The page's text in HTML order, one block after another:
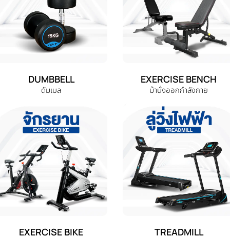
DUMBBELL
ดัมเบล
EXERCISE BENCH
ม้านั่งออกกำลังกาย
EXERCISE BIKE TREADMILL